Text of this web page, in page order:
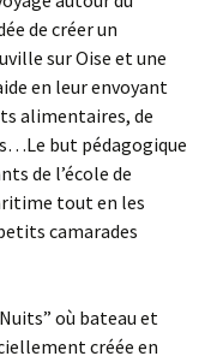
de créer un
sur Oise et une
en leur envoyant
alimentaires, de
but pédagogique
de l’école de
tout en les
camarades
où bateau et
créée en